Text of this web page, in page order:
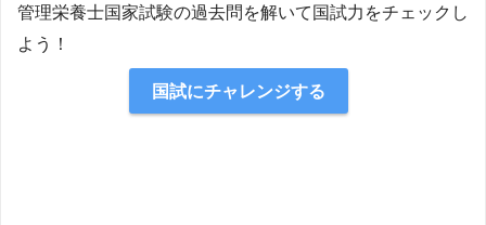
管理栄養士国家試験の過去問を解いて国試力をチェックし
よう！
国試にチャレンジする